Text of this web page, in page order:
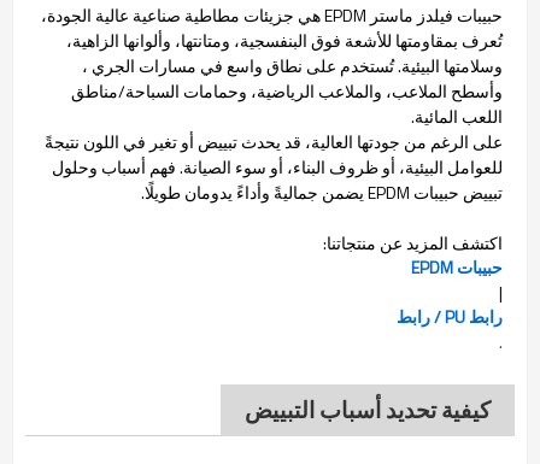
حبيبات فيلدز ماستر EPDM هي جزيئات مطاطية صناعية عالية الجودة،
تُعرف بمقاومتها للأشعة فوق البنفسجية، ومتانتها، وألوانها الزاهية،
وسلامتها البيئية. تُستخدم على نطاق واسع في مسارات الجري ،
وأسطح الملاعب، والملاعب الرياضية، وحمامات السباحة/مناطق
اللعب المائية.
على الرغم من جودتها العالية، قد يحدث تبييض أو تغير في اللون نتيجةً
للعوامل البيئية، أو ظروف البناء، أو سوء الصيانة. فهم أسباب وحلول
تبييض حبيبات EPDM يضمن جماليةً وأداءً يدومان طويلًا.
اكتشف المزيد عن منتجاتنا:
حبيبات EPDM
|
رابط PU / رابط
.
كيفية تحديد أسباب التبييض